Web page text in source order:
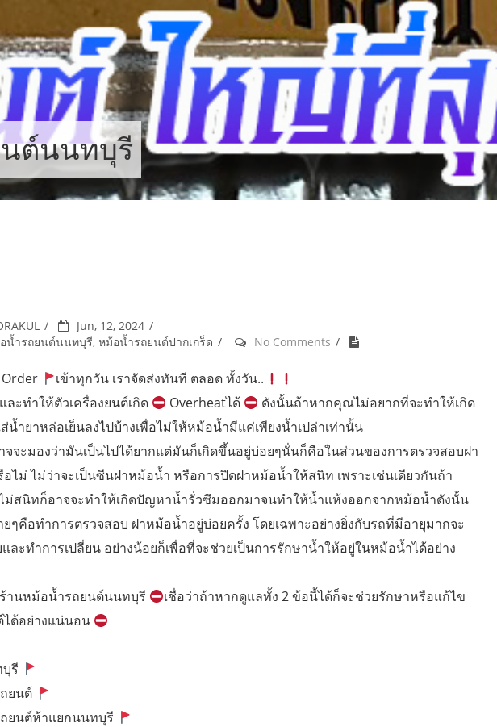
ต์นนทบุรี
Jun, 12, 2024
น้ำรถยนต์นนทบุรี, หม้อน้ำรถยนต์ปากเกร็ด No Comments
เข้าทุกวัน เราจัดส่งทันที ตลอด ทั้งวัน..
ะทำให้ตัวเครื่องยนต์เกิด
Overheatได้
ดังนั้นถ้าหากคุณไม่อยากที่จะทำให้เกิด
ำยาหล่อเย็นลงไปบ้างเพื่อไม่ให้หม้อน้ำมีแค่เพียงน้ำเปล่าเท่านั้น
จะมองว่ามันเป็นไปได้ยากแต่มันก็เกิดขึ้นอยู่บ่อยๆนั่นก็คือในส่วนของการตรวจสอบฝา
ม่ ไม่ว่าจะเป็นซีนฝาหม้อน้ำ หรือการปิดฝาหม้อน้ำให้สนิท เพราะเช่นเดียวกันถ้า
ม่สนิทก็อาจจะทำให้เกิดปัญหาน้ำรั่วซึมออกมาจนทำให้น้ำแห้งออกจากหม้อน้ำดังนั้น
ๆคือทำการตรวจสอบ ฝาหม้อน้ำอยู่บ่อยครั้ง โดยเฉพาะอย่างยิ่งกับรถที่มีอายุมากจะ
ละทำการเปลี่ยน อย่างน้อยก็เพื่อที่จะช่วยเป็นการรักษาน้ำให้อยู่ในหม้อน้ำได้อย่าง
านหม้อน้ำรถยนต์นนทบุรี
เชื่อว่าถ้าหากดูแลทั้ง 2 ข้อนี้ได้ก็จะช่วยรักษาหรือแก้ไข
ด้อย่างแน่นอน
รี
ยนต์
ยนต์ห้าแยกนนทบุรี